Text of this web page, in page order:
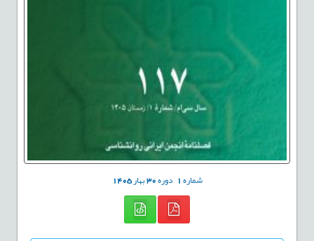
شماره1 دوره30بهار1405